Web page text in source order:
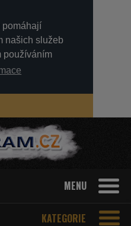
pomáhají
našich služeb
používáním
MENU
KATEGORIE